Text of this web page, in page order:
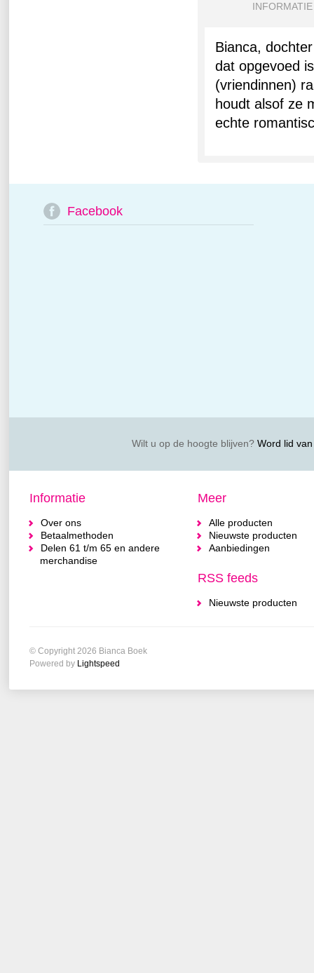
INFORMATIE
Bianca,
dat opgevoed
(vriendinnen)
houdt alsof ze
echte
Facebook
Wilt u op de hoogte blijven?Word lid van
Informatie
Over ons
Betaalmethoden
Delen 61 t/m 65 en andere
merchandise
Meer
Alle producten
Nieuwste producten
Aanbiedingen
RSS feeds
Nieuwste producten
© Copyright 2026 Bianca Boek
Powered by Lightspeed